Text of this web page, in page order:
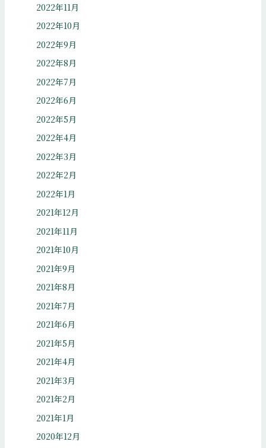
2022年11月
2022年10月
2022年9月
2022年8月
2022年7月
2022年6月
2022年5月
2022年4月
2022年3月
2022年2月
2022年1月
2021年12月
2021年11月
2021年10月
2021年9月
2021年8月
2021年7月
2021年6月
2021年5月
2021年4月
2021年3月
2021年2月
2021年1月
2020年12月